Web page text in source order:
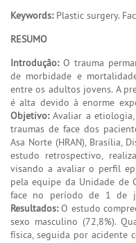
Keywords:Plastic surgery.
RESUMO
Introdução:O trauma
de morbidade e
entre os adultos jovens. A
é alta devido à enorme
Objetivo:Avaliar a etiologia,
traumas de face dos
Asa Norte (HRAN), Brasília,
estudo retrospectivo,
visando a avaliar o perfil
pela equipe da Unidade de
face no período de 1 de
Resultados:O estudo
sexo masculino (72,8%).
física, seguida por acidente